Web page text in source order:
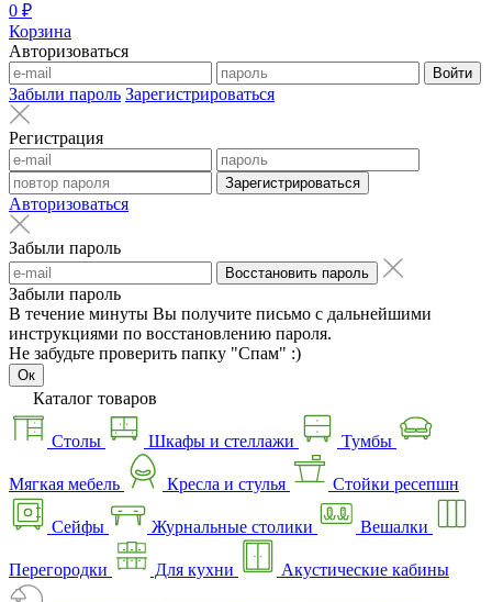
0 ₽
Корзина
Авторизоваться
Войти
Забыли пароль Зарегистрироваться
Регистрация
Зарегистрироваться
Авторизоваться
Забыли пароль
Восстановить пароль
Забыли пароль
В течение минуты Вы получите письмо с дальнейшими
инструкциями по восстановлению пароля.
Не забудьте проверить папку "Спам" :)
Ок
Каталог товаров
Столы Шкафы и стеллажи Тумбы
Мягкая мебель Кресла и стулья Стойки ресепшн
Сейфы Журнальные столики Вешалки
Перегородки Для кухни Акустические кабины